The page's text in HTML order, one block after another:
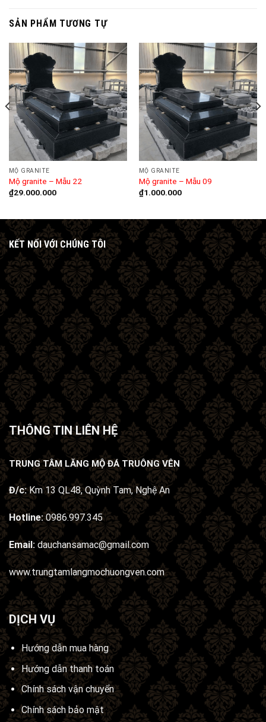
SẢN PHẨM TƯƠNG TỰ
MỘ GRANITE
Mộ granite – Mẫu 22
₫29.000.000
MỘ GRANITE
Mộ granite – Mẫu 09
₫1.000.000
KẾT NỐI VỚI CHÚNG TÔI
THÔNG TIN LIÊN HỆ
TRUNG TÂM LĂNG MỘ ĐÁ TRUÔNG VÊN
Đ/c:Km 13 QL48, Quỳnh Tam, Nghệ An
Hotline: 0986.997.345
Email: dauchansamac@gmail.com
www.trungtamlangmochuongven.com
DỊCH VỤ
Hướng dẫn mua hàng
Hướng dẫn thanh toán
Chính sách vận chuyển
Chính sách bảo mật